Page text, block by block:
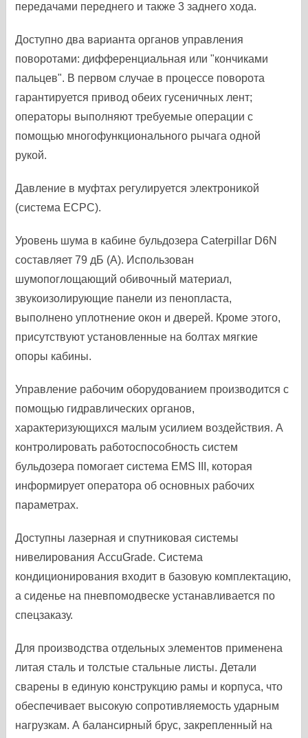
передачами переднего и также 3 заднего хода.
Доступно два варианта органов управления
поворотами: дифференциальная или "кончиками
пальцев". В первом случае в процессе поворота
гарантируется привод обеих гусеничных лент;
операторы выполняют требуемые операции с
помощью многофункционального рычага одной
рукой.
Давление в муфтах регулируется электроникой
(система ЕСРС).
Уровень шума в кабине бульдозера Caterpillar D6N
составляет 79 дБ (А). Использован
шумопоглощающий обивочный материал,
звукоизолирующие панели из пенопласта,
выполнено уплотнение окон и дверей. Кроме этого,
присутствуют установленные на болтах мягкие
опоры кабины.
Управление рабочим оборудованием производится с
помощью гидравлических органов,
характеризующихся малым усилием воздействия. А
контролировать работоспособность систем
бульдозера помогает система EMS III, которая
информирует оператора об основных рабочих
параметрах.
Доступны лазерная и спутниковая системы
нивелирования AccuGrade. Система
кондиционирования входит в базовую комплектацию,
а сиденье на пневпомодвеске устанавливается по
спецзаказу.
Для производства отдельных элементов применена
литая сталь и толстые стальные листы. Детали
сварены в единую конструкцию рамы и корпуса, что
обеспечивает высокую сопротивляемость ударным
нагрузкам. А балансирный брус, закрепленный на